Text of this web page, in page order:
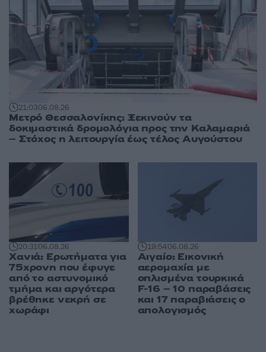
21:0306.08.26
Μετρό Θεσσαλονίκης: Ξεκινούν τα
δοκιμαστικά δρομολόγια προς την Καλαμαριά
– Στόχος η λειτουργία έως τέλος Αυγούστου
20:3106.08.26
Χανιά: Ερωτήματα για
75χρονη που έφυγε
από το αστυνομικό
τμήμα και αργότερα
βρέθηκε νεκρή σε
χωράφι
19:5406.08.26
Αιγαίο: Εικονική
αερομαχία με
οπλισμένα τουρκικά
F-16 – 10 παραβάσεις
και 17 παραβιάσεις ο
απολογισμός